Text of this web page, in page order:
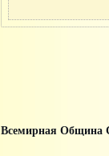
Всемирная Община